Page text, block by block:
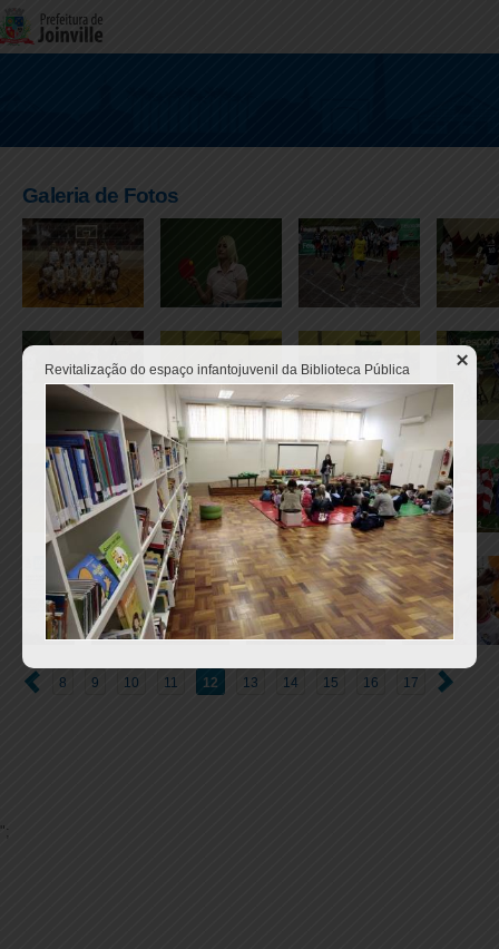
Galeria de Fotos
8 9 10 11 12 13 14 15 16 17
";
Revitalização do espaço infantojuvenil da Biblioteca Pública